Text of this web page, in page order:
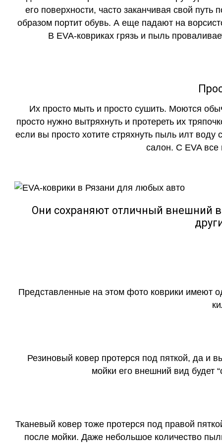
его поверхности, часто заканчивая свой
образом портит обувь. А еще падают на
В EVA-ковриках грязь и пыль
Их просто мыть и просто сушить. Моются
просто нужно вытряхнуть и протереть их
если вы просто хотите стряхнуть пыль илт воду
салон. С EVA все
Они сохраняют отличный внешний
Представленные на этом фото коврики имеют
Резиновый ковер протерся под пяткой, да и
мойки его внешний вид будет
Тканевый ковер тоже протерся под правой
после мойки. Даже небольшое количество